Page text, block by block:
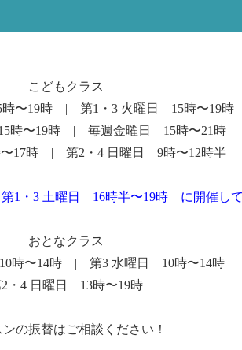
こどもクラス
時〜19時 | 第1・3 火曜日 15時〜19時
時〜19時 | 毎週金曜日 15時〜21時
17時 | 第2・4 日曜日 9時〜12時半
第1・3 土曜日 16時半〜19時 に開催し
おとなクラス
時〜14時 | 第3 水曜日 10時〜14時
・4 日曜日 13時〜19時
ンの振替はご相談ください！